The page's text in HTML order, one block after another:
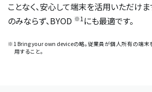
ことなく、安心して端末を活用いただけ
のみならず、BYOD ※1 にも最適です。
※1 Bring your own deviceの略。従業員が個人所有の端末
用すること。